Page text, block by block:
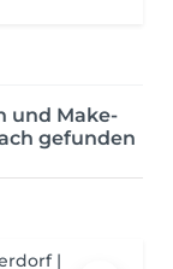
und Make-
gefunden